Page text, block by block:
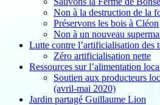
Non à la destruction de la
Préservons les bois à Cléon
Non à un nouveau
Lutte contre l’artificialisation des
Zéro artificialisation nette
Ressources sur l’alimentation
Soutien aux producteurs
(avril-mai 2020)
Jardin partagé Guillaume Lion